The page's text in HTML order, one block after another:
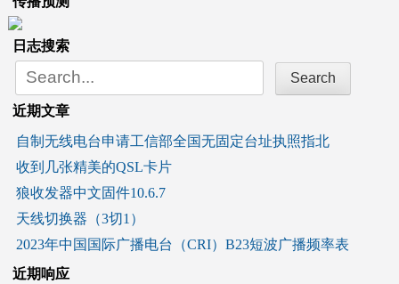
日志搜索
Search
近期文章
自制无线电台申请工信部全国无固定台址执照指北
收到几张精美的QSL卡片
狼收发器中文固件10.6.7
天线切换器（3切1）
2023年中国国际广播电台（CRI）B23短波广播频率表
近期响应